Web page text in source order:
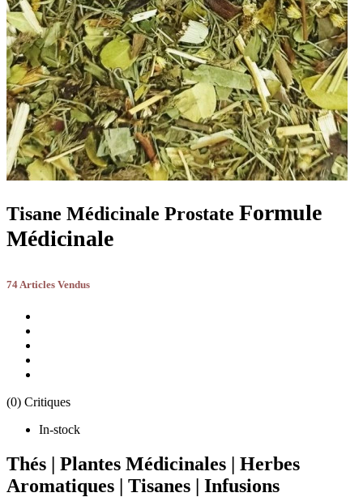
Tisane Médicinale Prostate Formule
Médicinale
74 Articles Vendus
(0) Critiques
In-stock
Thés | Plantes Médicinales | Herbes
Aromatiques | Tisanes | Infusions